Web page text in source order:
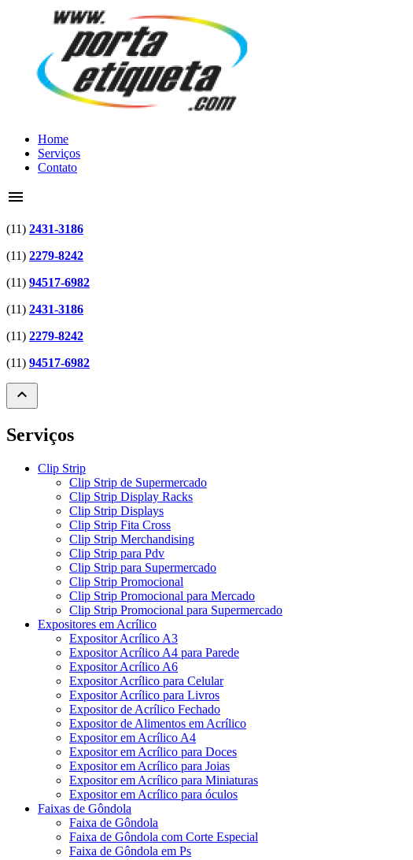
Home
Serviços
Contato
menu
(11) 2431-3186
(11) 2279-8242
(11) 94517-6982
(11) 2431-3186
(11) 2279-8242
(11) 94517-6982
expand_less
Serviços
Clip Strip
Clip Strip de Supermercado
Clip Strip Display Racks
Clip Strip Displays
Clip Strip Fita Cross
Clip Strip Merchandising
Clip Strip para Pdv
Clip Strip para Supermercado
Clip Strip Promocional
Clip Strip Promocional para Mercado
Clip Strip Promocional para Supermercado
Expositores em Acrílico
Expositor Acrílico A3
Expositor Acrílico A4 para Parede
Expositor Acrílico A6
Expositor Acrílico para Celular
Expositor Acrílico para Livros
Expositor de Acrílico Fechado
Expositor de Alimentos em Acrílico
Expositor em Acrílico A4
Expositor em Acrílico para Doces
Expositor em Acrílico para Joias
Expositor em Acrílico para Miniaturas
Expositor em Acrílico para óculos
Faixas de Gôndola
Faixa de Gôndola
Faixa de Gôndola com Corte Especial
Faixa de Gôndola em Ps